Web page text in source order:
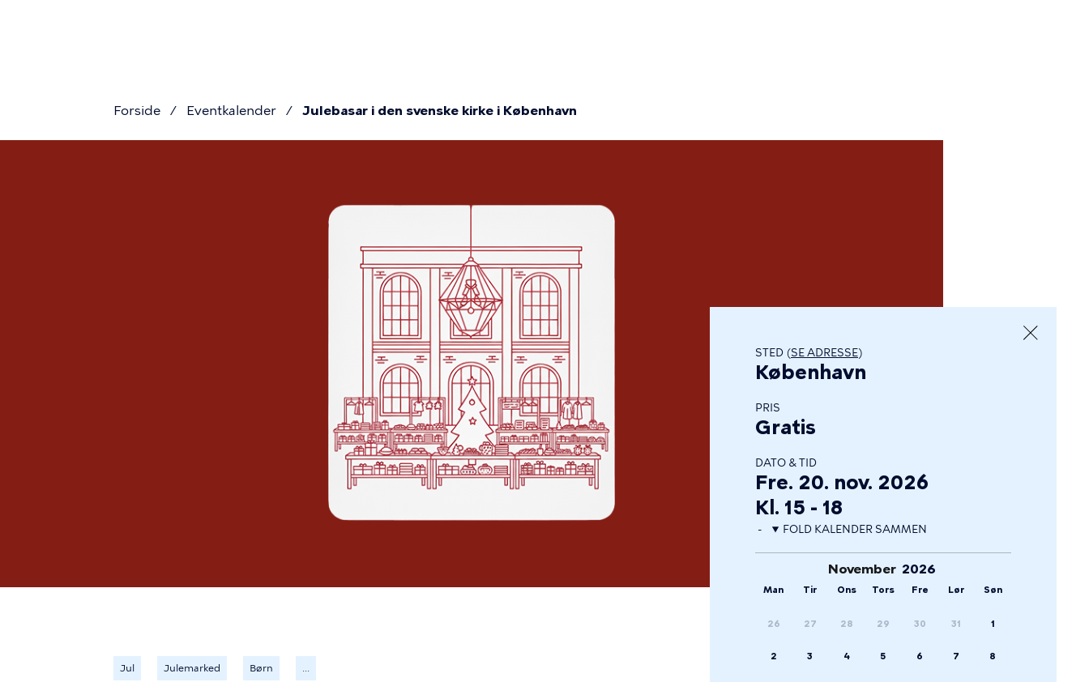
Brødkrumme
Forside Eventkalender Julebasar i den svenske kirke i København
Jul Julemarked Børn ...
STED (SE ADRESSE)
København
PRIS
Gratis
DATO & TID
Fre. 20. nov. 2026
Kl. 15 - 18
FOLD KALENDER SAMMEN
November
Man Tir Ons Tors Fre Lør Søn
26 27 28 29 30 31 1
2 3 4 5 6 7 8